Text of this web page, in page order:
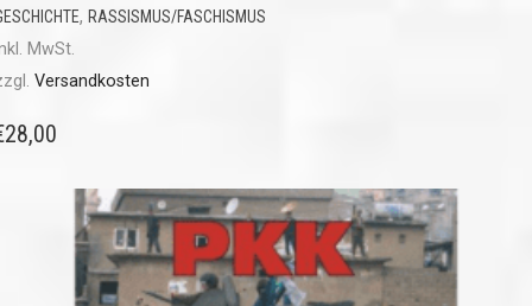
, RASSISMUS/FASCHISMUS
MwSt.
Versandkosten
28,00